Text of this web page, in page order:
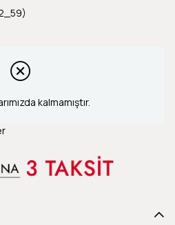
kalmamıştır.